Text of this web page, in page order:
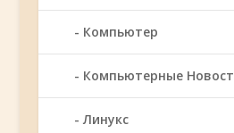
Компьютер
Компьютерные
Линукс